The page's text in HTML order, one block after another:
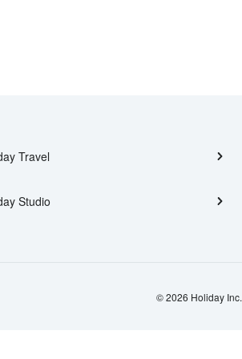
Travel
Studio
© 2026 Holiday Inc.